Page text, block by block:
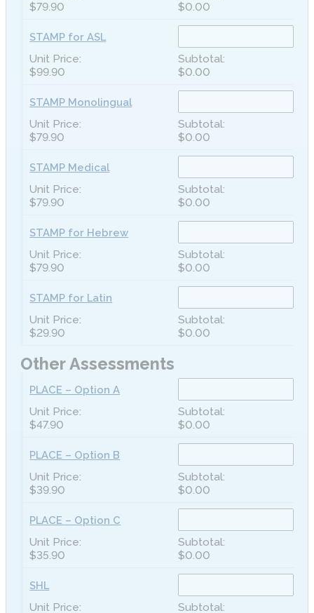
$79.90 $0.00
STAMP for ASL
$99.90 $0.00
STAMP Monolingual
$79.90 $0.00
STAMP Medical
$79.90 $0.00
STAMP for Hebrew
$79.90 $0.00
STAMP for Latin
$29.90 $0.00
Other Assessments
PLACE – Option A
$47.90 $0.00
PLACE – Option B
$39.90 $0.00
PLACE – Option C
$35.90 $0.00
SHL